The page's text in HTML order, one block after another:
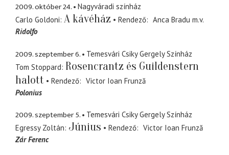
2009. október 24.
Nagyváradi színház
Carlo Goldoni A kávéház Rendező Anca Bradu m.v.
Ridolfo
2009. szeptember 6.
Temesvári Csiky Gergely Színház
Tom Stoppard Rosencrantz és Guildenstern
halott
Rendező
Victor Ioan Frunză
Polonius
2009. szeptember 5.
Temesvári Csiky Gergely Színház
Egressy Zoltán Június Rendező
Victor Ioan Frunză
Zár Ferenc